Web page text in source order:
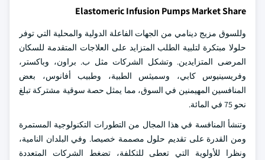
Elastomeric Infusion Pumps Market Share
وللسوق مزيج دينامي من الجهات الفاعلة الدولية والمحلية التي توفر
حلولا مبتكرة لتلبية الطلب المتزايد على العلاجات المتقدمة للسكان
المرضى المتزايدين. وتشكل الشركات مثل ب. براون، وباكستر،
وفريسينيوس كابي، وسميثس الطبية، وطبيب أفانوس، بعض
المنافسين المهيمنين في السوق، مما يمثل حصة سوقية مشتركة تبلغ
نحو 75 في المائة.
وتنشأ المنافسة في هذا المجال من التطورات التكنولوجية المستمرة
ومن القدرة على تقديم حلول مصممة خصيصا. وفي البلدان النامية،
ونظرا للأولوية التي تعطى للتكلفة، تضغط الشركات المتعددة